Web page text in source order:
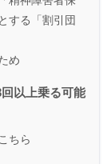
する「割引団
め
以上乗る可能
ちら